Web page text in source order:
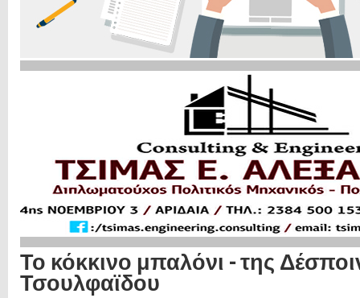
Το κόκκινο μπαλόνι - της
Τσουλφαϊδου